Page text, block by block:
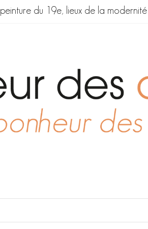
peinture du 19e, lieux de la modernité